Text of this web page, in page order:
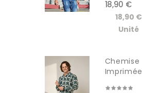
18,90 €
18,90 €
Unité
Chemise
Imprimée